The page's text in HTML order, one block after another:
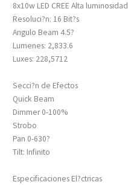
8x10w LED CREE Alta luminosidad
Resoluci?n: 16 Bit?s
Angulo Beam 4.5?
Lumenes: 2,833.6
Luxes: 228,5712
Secci?n de Efectos
Quick Beam
Dimmer 0-100%
Strobo
Pan 0-630?
Tilt: Infinito
Especificaciones El?ctricas